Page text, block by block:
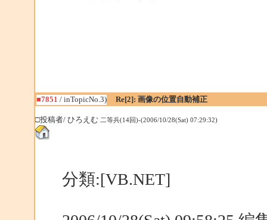
■7851 / inTopicNo.3) Re[2]: 画像の位置自動補正
□投稿者/ ひろえむ 二等兵(14回)-(2006/10/28(Sat) 07:29:32)
分類:[VB.NET]